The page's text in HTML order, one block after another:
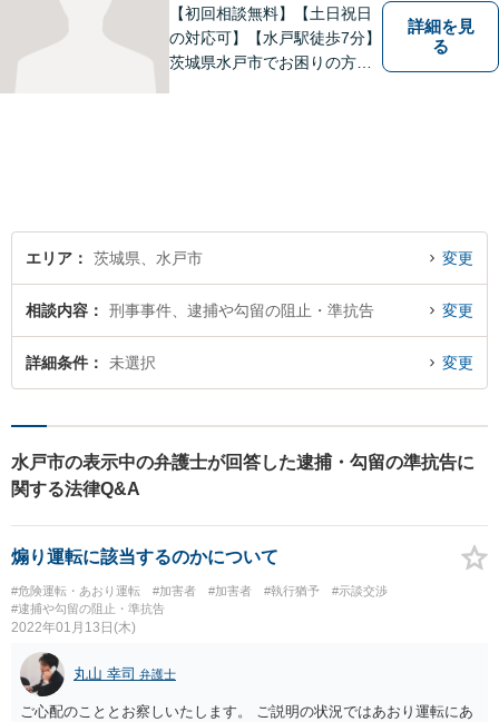
【初回相談無料】【土日祝日
の対応可】【水戸駅徒歩7分】
茨城県水戸市でお困りの方
詳細を見
る
エリア 茨城県、水戸市 変更
相談内容 刑事事件、逮捕や勾留の阻止・準抗告 変更
詳細条件 未選択 変更
水戸市の表示中の弁護士が回答した逮捕・勾留の準抗告に
関する法律Q&A
煽り運転に該当するのかについて
#危険運転・あおり運転 #加害者 #加害者 #執行猶予
#示談交渉
#逮捕や勾留の阻止・準抗告
2022年01月13日(木)
丸山 幸司 弁護士
ご心配のこととお察しいたします。 ご説明の状況ではあおり運転にあ